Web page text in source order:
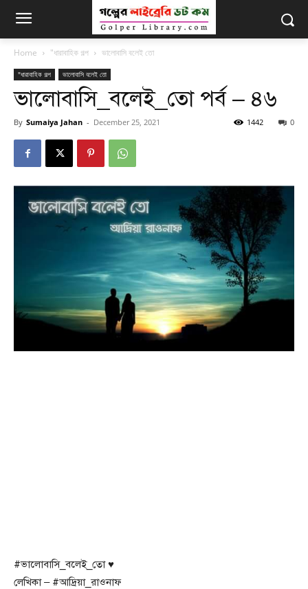
Home "ধারাবাহিক গল্প ভালোবাসি বলেই তো
"ধারাবাহিক গল্প ভালোবাসি বলেই তো
ভালোবাসি_বলেই_তো পর্ব – ৪৬
By Sumaiya Jahan - December 25, 2021 0
1442
#ভালোবাসি_বলেই_তো ♥️
লেখিকা – #আদ্রিয়া_রাওনাফ